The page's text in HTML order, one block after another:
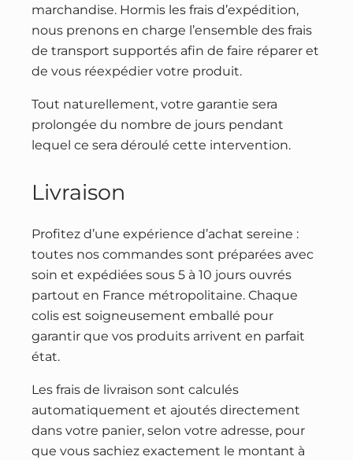
marchandise. Hormis les frais d’expédition,
nous prenons en charge l’ensemble des frais
de transport supportés afin de faire réparer et
de vous réexpédier votre produit.
Tout naturellement, votre garantie sera
prolongée du nombre de jours pendant
lequel ce sera déroulé cette intervention.
Livraison
Profitez d’une expérience d’achat sereine :
toutes nos commandes sont préparées avec
soin et expédiées sous 5 à 10 jours ouvrés
partout en France métropolitaine. Chaque
colis est soigneusement emballé pour
garantir que vos produits arrivent en parfait
état.
Les frais de livraison sont calculés
automatiquement et ajoutés directement
dans votre panier, selon votre adresse, pour
que vous sachiez exactement le montant à